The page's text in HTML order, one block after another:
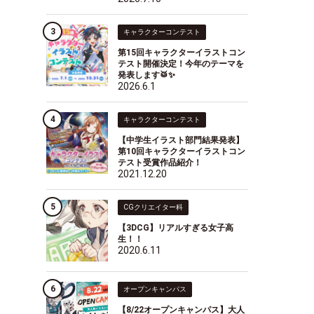
キャラクターコンテスト
第15回キャラクターイラストコン
テスト開催決定！今年のテーマを
発表します🥁✨
2026.6.1
キャラクターコンテスト
【中学生イラスト部門結果発表】
第10回キャラクターイラストコン
テスト受賞作品紹介！
2021.12.20
CGクリエイター科
【3DCG】リアルすぎる女子高
生！！
2020.6.11
オープンキャンパス
【8/22オープンキャンパス】大人